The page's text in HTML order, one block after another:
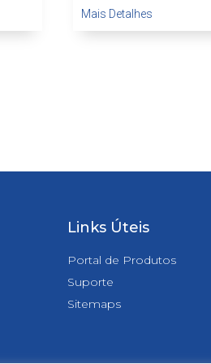
Mais Detalhes
Links Úteis
Portal de Produtos
Suporte
Sitemaps